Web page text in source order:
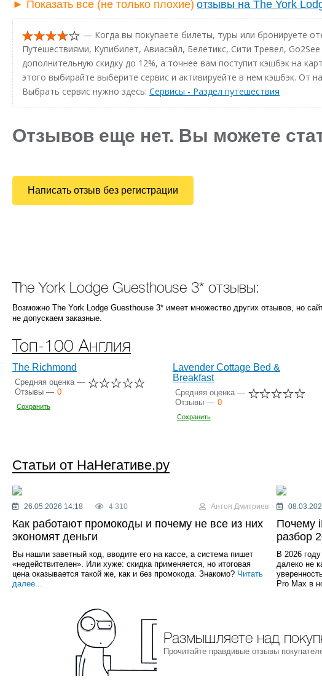
► Показать все (не только плохие) отзывы на The York
— Когда вы покупаете билеты, туры или бронируете
Путешествиями, Купибилет, Авиасэйл, Белетикс, Сити Тревел,
дополнительную скидку до 12%, а точнее вам поступит кэшбэк на
этого выбирайте выберите сервис и активируейте в нем кэшбэк. От
Выбрать сервис нужно здесь: Сервисы - Раздел путешествия
Отзывов еще нет. Вы можете
Написать отзыв без регистрации
The York Lodge Guesthouse 3* отзывы:
Возможно The York Lodge Guesthouse 3* имеет множество других отзывов, но
не допускаем заказные.
Топ-100 Англия
The Richmond
Средняя оценка —
Отзывы — 0
Сохранить
Lavender Cottage Bed &
Breakfast
Средняя оценка —
Отзывы — 0
Сохранить
Статьи от НаНегативе.ру
26.05.2026 14:18 4 310 Антон Дмитриев
Как работают промокоды и почему не все из них
экономят деньги
Вы нашли заветный код, вводите его на кассе, а система пишет
«недействителен». Или хуже: скидка применяется, но итоговая
цена оказывается такой же, как и без промокода. Знакомо? Читать
далее...
Почему
разбор
В 2026
далеко не
Pro Max в
Размышляете над
Прочитайте правдивые отзывы